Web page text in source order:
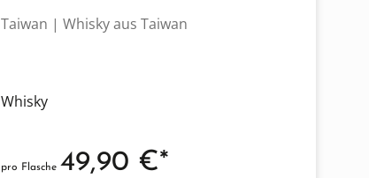
Taiwan | Whisky aus Taiwan
Whisky
pro Flasche 49,90 €*